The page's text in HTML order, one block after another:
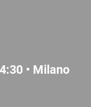
• Milano